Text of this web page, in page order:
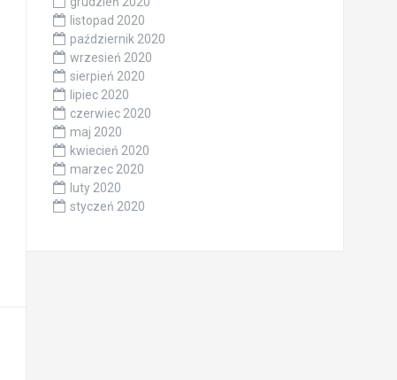
listopad 2020
październik 2020
wrzesień 2020
sierpień 2020
lipiec 2020
czerwiec 2020
maj 2020
kwiecień 2020
marzec 2020
luty 2020
styczeń 2020